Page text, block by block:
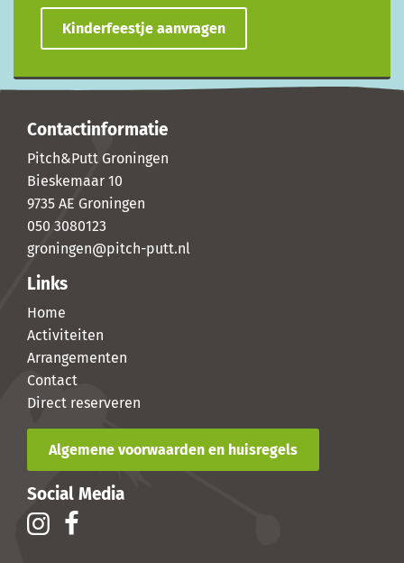
Kinderfeestje aanvragen
Contactinformatie
Pitch&Putt Groningen
Bieskemaar 10
9735 AE Groningen
050 3080123
groningen@pitch-putt.nl
Links
Home
Activiteiten
Arrangementen
Contact
Direct reserveren
Algemene voorwaarden en huisregels
Social Media